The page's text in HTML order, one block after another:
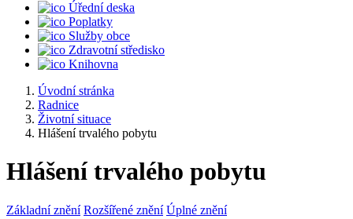
Úřední deska
Poplatky
Služby obce
Zdravotní středisko
Knihovna
Úvodní stránka
Radnice
Životní situace
Hlášení trvalého pobytu
Hlášení trvalého pobytu
Základní znění Rozšířené znění Úplné znění